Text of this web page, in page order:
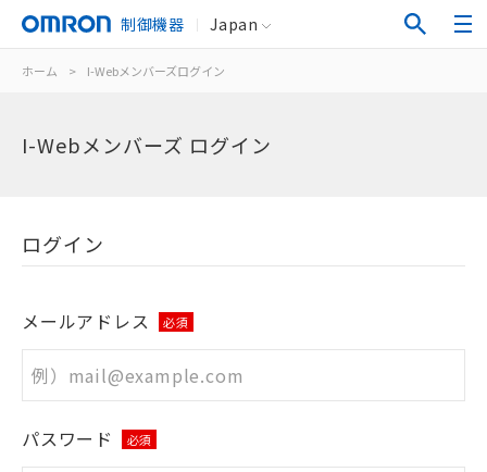
制御機器 Japan
ホーム > I-Webメンバーズログイン
I-Webメンバーズ ログイン
ログイン
メールアドレス 必須
パスワード 必須